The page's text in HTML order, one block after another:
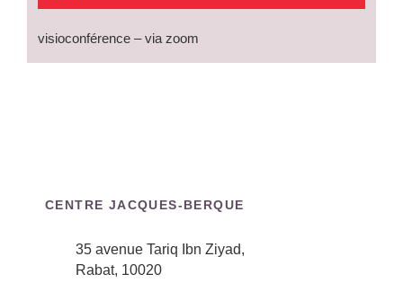
visioconférence – via zoom
CENTRE JACQUES-BERQUE
35 avenue Tariq Ibn Ziyad,
Rabat, 10020